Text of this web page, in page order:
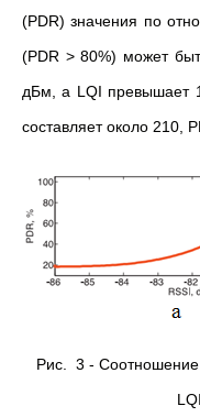
(PDR) значения по
(PDR > 80%) может
дБм, а LQI превышает
составляет около 210,
Рис. 3 -